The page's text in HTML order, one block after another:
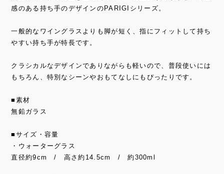
感のある持ち手のデザインのPARIGIシリーズ。
一般的なワイングラスよりも脚が短く、指にフィットして持ち
やすい持ち手が特長です。
クラシカルなデザインでありながらも軽いので、普段使いには
もちろん、特別なシーンやおもてなしにもぴったりです。
■素材
無鉛ガラス
■サイズ・容量
・ウォーターグラス
直径約9cm / 高さ約14.5cm / 約300ml